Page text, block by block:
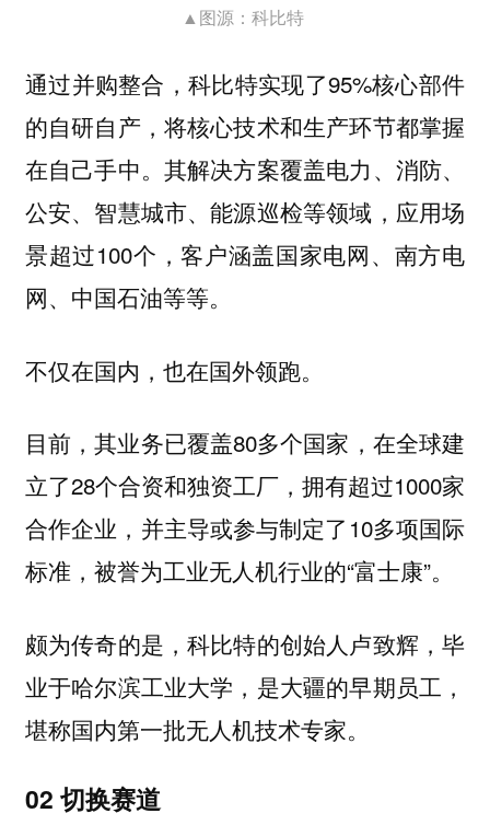
▲图源：科比特
通过并购整合，科比特实现了95%核心部件
的自研自产，将核心技术和生产环节都掌握
在自己手中。其解决方案覆盖电力、消防、
公安、智慧城市、能源巡检等领域，应用场
景超过100个，客户涵盖国家电网、南方电
网、中国石油等等。
不仅在国内，也在国外领跑。
目前，其业务已覆盖80多个国家，在全球建
立了28个合资和独资工厂，拥有超过1000家
合作企业，并主导或参与制定了10多项国际
标准，被誉为工业无人机行业的“富士康”。
颇为传奇的是，科比特的创始人卢致辉，毕
业于哈尔滨工业大学，是大疆的早期员工，
堪称国内第一批无人机技术专家。
02 切换赛道